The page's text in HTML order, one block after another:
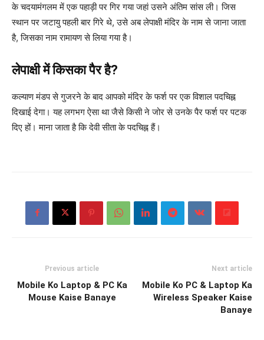
के चदयामंगलम में एक पहाड़ी पर गिर गया जहां उसने अंतिम सांस ली। जिस
स्थान पर जटायु पहली बार गिरे थे, उसे अब लेपाक्षी मंदिर के नाम से जाना जाता
है, जिसका नाम रामायण से लिया गया है।
लेपाक्षी में किसका पैर है?
कल्याण मंडप से गुजरने के बाद आपको मंदिर के फर्श पर एक विशाल पदचिह्न
दिखाई देगा। यह लगभग ऐसा था जैसे किसी ने जोर से उनके पैर फर्श पर पटक
दिए हों। माना जाता है कि देवी सीता के पदचिह्न हैं।
Previous article
Mobile Ko Laptop & PC Ka
Mouse Kaise Banaye
Next article
Mobile Ko PC & Laptop Ka
Wireless Speaker Kaise
Banaye